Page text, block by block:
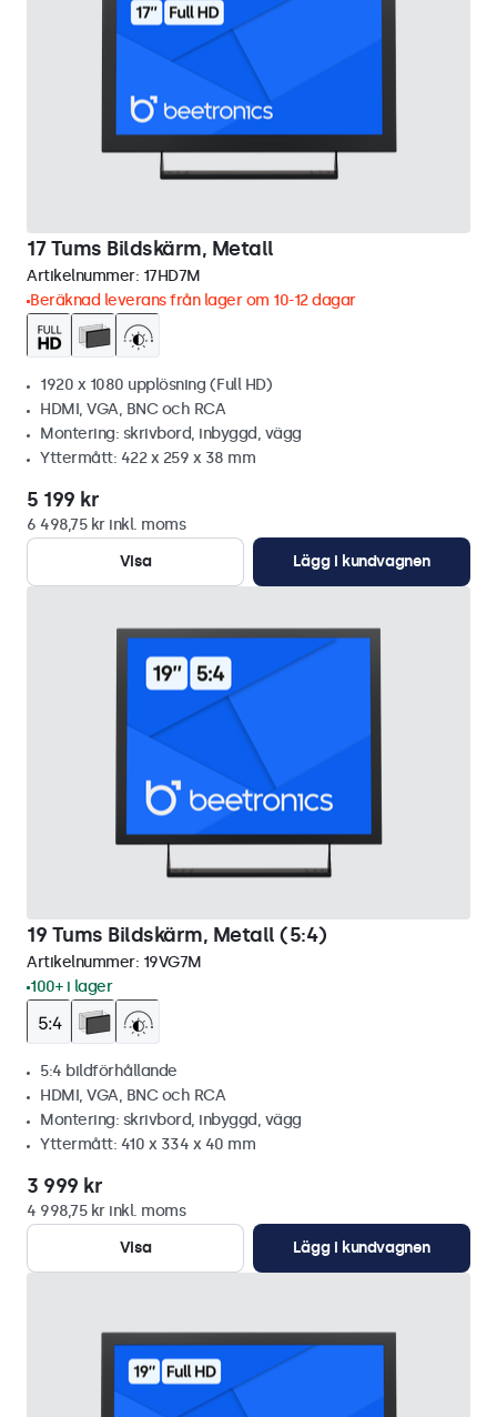
17 Tums Bildskärm, Metall
Artikelnummer: 17HD7M
Beräknad leverans från lager om 10-12 dagar
1920 x 1080 upplösning (Full HD)
HDMI, VGA, BNC och RCA
Montering: skrivbord, inbyggd, vägg
Yttermått: 422 x 259 x 38 mm
5 199 kr
6 498,75 kr inkl. moms
Visa
Lägg i kundvagnen
19 Tums Bildskärm, Metall (5:4)
Artikelnummer: 19VG7M
100+ i lager
5:4 bildförhållande
HDMI, VGA, BNC och RCA
Montering: skrivbord, inbyggd, vägg
Yttermått: 410 x 334 x 40 mm
3 999 kr
4 998,75 kr inkl. moms
Visa
Lägg i kundvagnen